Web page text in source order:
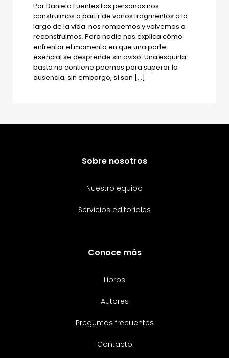
Por Daniela Fuentes Las personas nos
construimos a partir de varios fragmentos a lo
largo de la vida: nos rompemos y volvemos a
reconstruimos. Pero nadie nos explica cómo
enfrentar el momento en que una parte
esencial se desprende sin aviso. Una esquirla
basta no contiene poemas para superar la
ausencia; sin embargo, sí son […]
Sobre nosotros
Nuestro equipo
Servicios editoriales
Conoce más
Libros
Autores
Preguntas frecuentes
Contacto